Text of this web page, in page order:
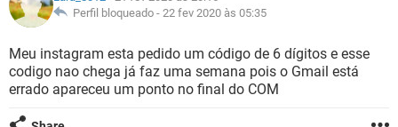
GUIA DE COMPRAS
INSTAGRAM
GUIA DE COMPRAS
CELULAR FACEBOOK
INSTAGRAM GMAIL
GUIA DE COMPRAS
JOGOS
CELULAR FACEBOOK
OUTLOOK EXCEL
INSTAGRAM
Perfil bloqueado - 22 fev 2020 às 05:35
Meu instagram esta pedido um código de 6 dígitos e esse
codigo nao chega já faz uma semana pois o Gmail está
errado apareceu um ponto no final do COM